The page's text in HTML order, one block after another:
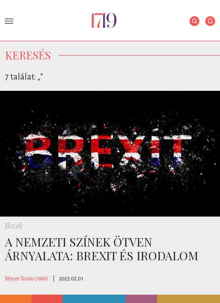
KERESÉS
7 találat: „”
Ikszek
A NEMZETI SZÍNEK ÖTVEN
ÁRNYALATA: BREXIT ÉS IRODALOM
Bényei Tamás (1966) 2023.02.01.